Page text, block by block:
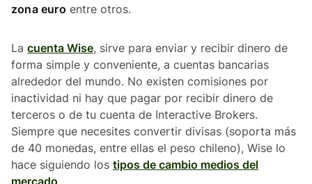
zona euro entre otros.
La cuenta Wise, sirve para enviar y recibir dinero de
forma simple y conveniente, a cuentas bancarias
alrededor del mundo. No existen comisiones por
inactividad ni hay que pagar por recibir dinero de
terceros o de tu cuenta de Interactive Brokers.
Siempre que necesites convertir divisas (soporta más
de 40 monedas, entre ellas el peso chileno), Wise lo
hace siguiendo los tipos de cambio medios del
mercado.